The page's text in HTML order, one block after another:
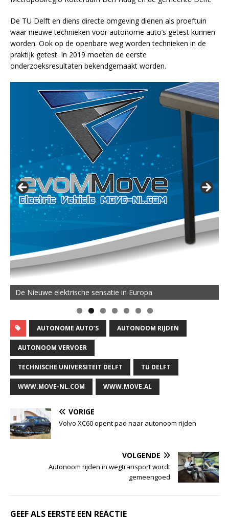
De TU Delft en diens directe omgeving dienen als proeftuin
waar nieuwe technieken voor autonome auto’s getest kunnen
worden. Ook op de openbare weg worden technieken in de
praktijk getest. In 2019 moeten de eerste
onderzoeksresultaten bekendgemaakt worden.
De Nieuwe elektrische sensatie in Europa
AUTONOME AUTO’S AUTONOOM RIJDEN
AUTONOOM VERVOER
TECHNISCHE UNIVERSITEIT DELFT TU DELFT
WWW.MOVE-NL.COM WWW.MOVE.AL
VORIGE
Volvo XC60 opent pad naar autonoom rijden
VOLGENDE
Autonoom rijden in wegtransport wordt
gemeengoed
GEEF ALS EERSTE EEN REACTIE